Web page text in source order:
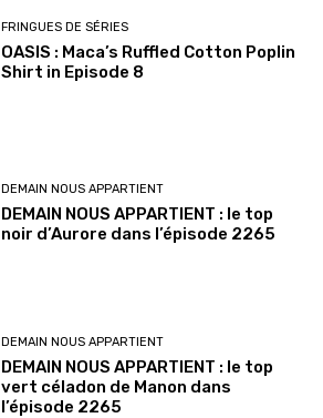
FRINGUES DE SÉRIES
OASIS : Maca’s Ruffled Cotton Poplin
Shirt in Episode 8
DEMAIN NOUS APPARTIENT
DEMAIN NOUS APPARTIENT : le top
noir d’Aurore dans l’épisode 2265
DEMAIN NOUS APPARTIENT
DEMAIN NOUS APPARTIENT : le top
vert céladon de Manon dans
l’épisode 2265